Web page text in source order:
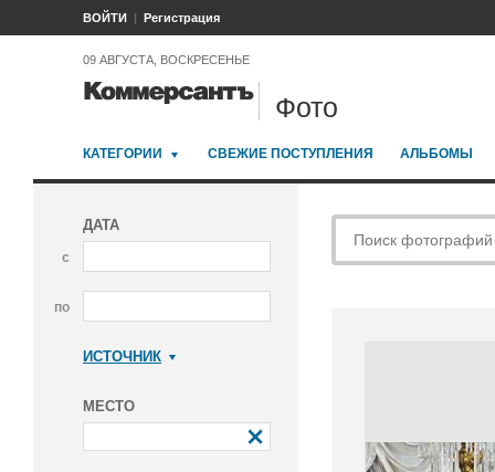
ВОЙТИ Регистрация
09 АВГУСТА, ВОСКРЕСЕНЬЕ
Фото
КАТЕГОРИИ СВЕЖИЕ ПОСТУПЛЕНИЯ АЛЬБОМЫ
ДАТА
с
по
ИСТОЧНИК
МЕСТО